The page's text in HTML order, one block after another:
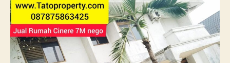
Depok
Megapolitan
Limo
745m
Hook